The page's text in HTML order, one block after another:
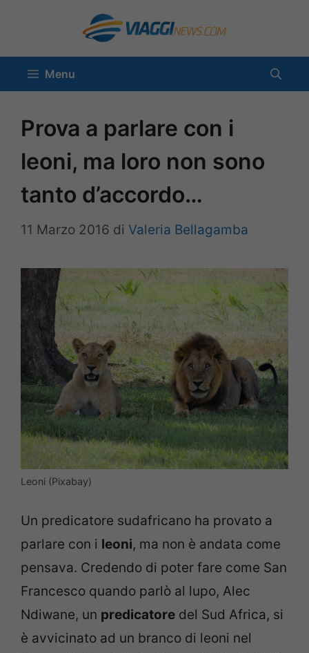
contenuto
Menu
Prova a parlare con i
leoni, ma loro non sono
tanto d’accordo…
11 Marzo 2016 di Valeria Bellagamba
Leoni (Pixabay)
Un predicatore sudafricano ha provato a
parlare con i leoni, ma non è andata come
pensava. Credendo di poter fare come San
Francesco quando parlò al lupo, Alec
Ndiwane, un predicatore del Sud Africa, si
è avvicinato ad un branco di leoni nel